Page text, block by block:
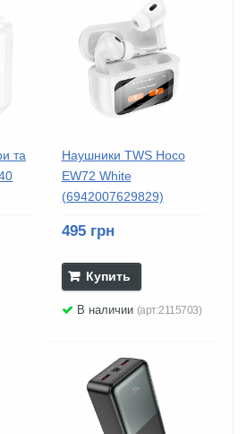
та
Наушники TWS Hoco
EW72 White
(6942007629829)
495 грн
Купить
В наличии (арт:2115703)